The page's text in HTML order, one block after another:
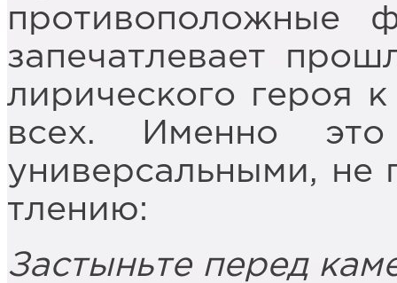
противоположные
запечатлевает
лирического героя
всех. Именно
универсальными, не
тлению:
Застыньте перед